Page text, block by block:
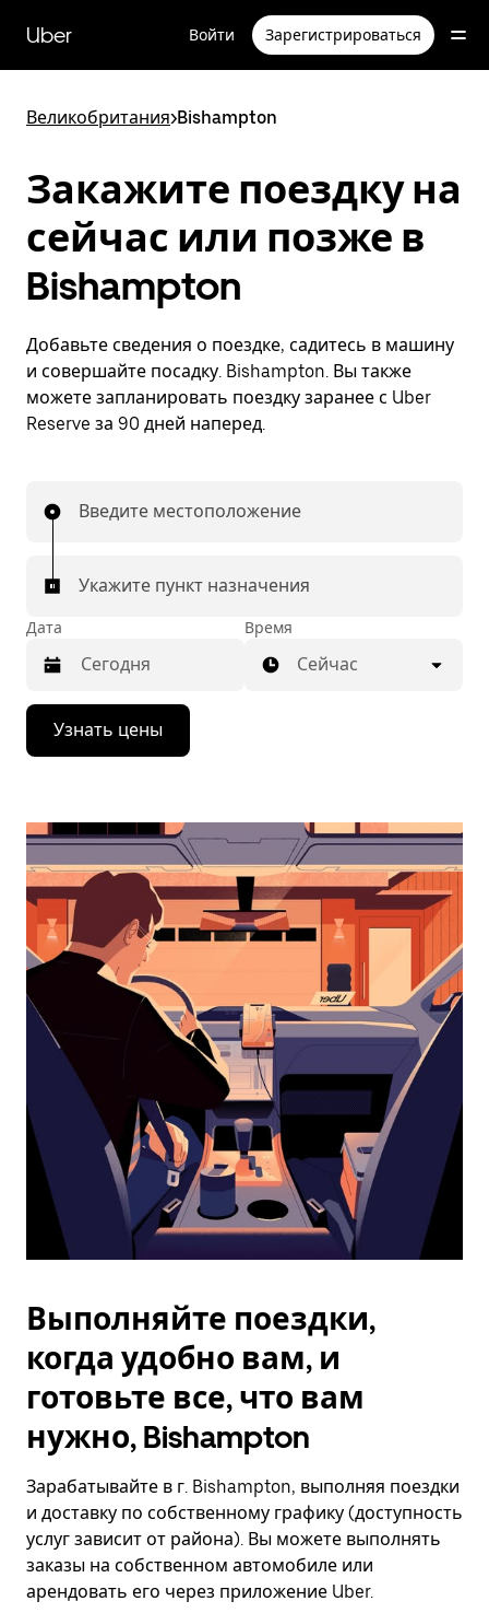
перейти
к
содержимому
Uber Войти Зарегистрироваться
Великобритания>Bishampton
Закажите поездку на
сейчас или позже в
Bishampton
Добавьте сведения о поездке, садитесь в машину
и совершайте посадку. Bishampton. Вы также
можете запланировать поездку заранее с Uber
Reserve за 90 дней наперед.
Введите местоположение
Укажите пункт назначения
Дата
Нажмите
стрелку
вниз,
календарю
выбрать
дату.
Чтобы
закрыть
календарь,
нажмите
Esc.
Время
Сейчас
Узнать цены
Выполняйте поездки,
когда удобно вам, и
готовьте все, что вам
нужно, Bishampton
Зарабатывайте в г. Bishampton, выполняя поездки
и доставку по собственному графику (доступность
услуг зависит от района). Вы можете выполнять
заказы на собственном автомобиле или
арендовать его через приложение Uber.